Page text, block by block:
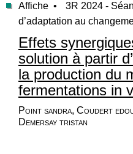
Affiche •
3R 2024 -
d’adaptation au
Effets
solution à partir
la production du
fermentations in
Point sandra, Coudert
Demersay tristan